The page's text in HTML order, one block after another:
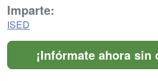
Imparte:
ISED
¡Infórmate ahora sin